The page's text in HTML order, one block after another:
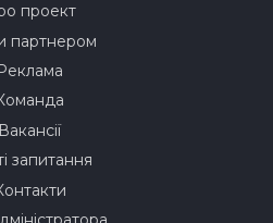
проект
партнером
Вакансії
запитання